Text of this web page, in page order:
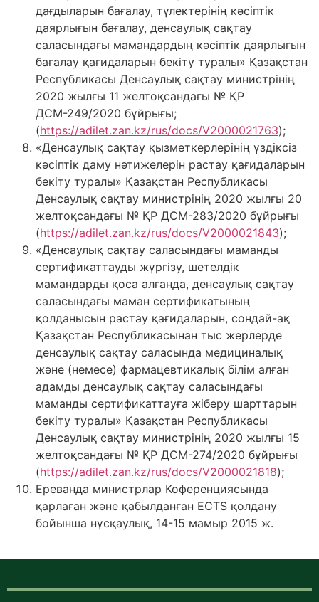
дағдыларын бағалау, түлектерінің кәсіптік
даярлығын бағалау, денсаулық сақтау
саласындағы мамандардың кәсіптік даярлығын
бағалау қағидаларын бекіту туралы» Қазақстан
Республикасы Денсаулық сақтау министрінің
2020 жылғы 11 желтоқсандағы № ҚР
ДСМ-249/2020 бұйрығы;
(https://adilet.zan.kz/rus/docs/V2000021763);
«Денсаулық сақтау қызметкерлерінің үздіксіз
кәсіптік даму нәтижелерін растау қағидаларын
бекіту туралы» Қазақстан Республикасы
Денсаулық сақтау министрінің 2020 жылғы 20
желтоқсандағы № ҚР ДСМ-283/2020 бұйрығы
(https://adilet.zan.kz/rus/docs/V2000021843);
«Денсаулық сақтау саласындағы маманды
сертификаттауды жүргізу, шетелдік
мамандарды қоса алғанда, денсаулық сақтау
саласындағы маман сертификатының
қолданысын растау қағидаларын, сондай-ақ
Қазақстан Республикасынан тыс жерлерде
денсаулық сақтау саласында медициналық
және (немесе) фармацевтикалық білім алған
адамды денсаулық сақтау саласындағы
маманды сертификаттауға жіберу шарттарын
бекіту туралы» Қазақстан Республикасы
Денсаулық сақтау министрінің 2020 жылғы 15
желтоқсандағы № ҚР ДСМ-274/2020 бұйрығы
(https://adilet.zan.kz/rus/docs/V2000021818);
Ереванда министрлар Коференциясында
қарлаған және қабылданған ECTS қолдану
бойынша нұсқаулық, 14-15 мамыр 2015 ж.